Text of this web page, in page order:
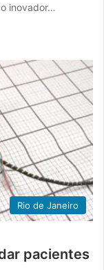
inovador…
Rio de Janeiro
pacientes